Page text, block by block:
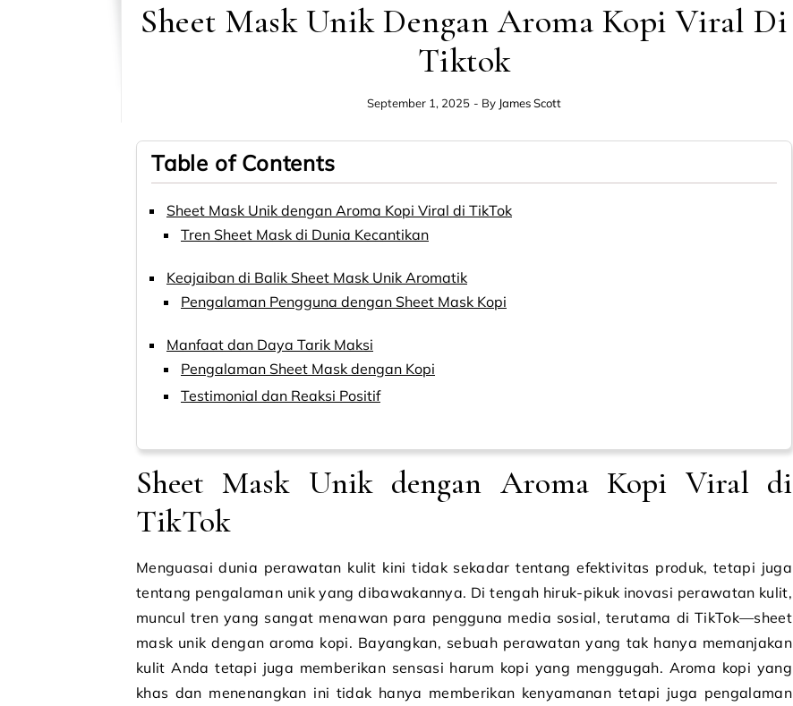
Sheet Mask Unik Dengan Aroma Kopi Viral Di
Tiktok
September 1, 2025 - By James Scott
Table of Contents
Sheet Mask Unik dengan Aroma Kopi Viral di TikTok
Tren Sheet Mask di Dunia Kecantikan
Keajaiban di Balik Sheet Mask Unik Aromatik
Pengalaman Pengguna dengan Sheet Mask Kopi
Manfaat dan Daya Tarik Maksi
Pengalaman Sheet Mask dengan Kopi
Testimonial dan Reaksi Positif
Sheet Mask Unik dengan Aroma Kopi Viral di
TikTok
Menguasai dunia perawatan kulit kini tidak sekadar tentang efektivitas produk, tetapi juga
tentang pengalaman unik yang dibawakannya. Di tengah hiruk-pikuk inovasi perawatan kulit,
muncul tren yang sangat menawan para pengguna media sosial, terutama di TikTok—sheet
mask unik dengan aroma kopi. Bayangkan, sebuah perawatan yang tak hanya memanjakan
kulit Anda tetapi juga memberikan sensasi harum kopi yang menggugah. Aroma kopi yang
khas dan menenangkan ini tidak hanya memberikan kenyamanan tetapi juga pengalaman